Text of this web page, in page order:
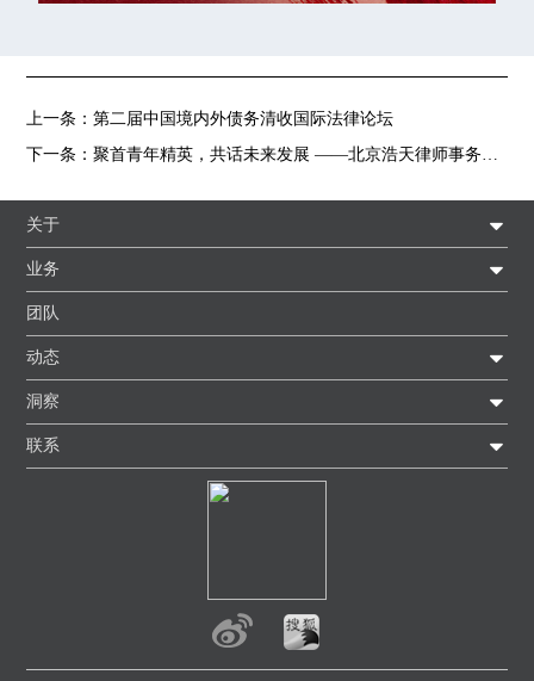
上一条：第二届中国境内外债务清收国际法律论坛
下一条：聚首青年精英，共话未来发展 ——北京浩天律师事务所青年合伙人座谈会成功举办
关于
业务
团队
动态
洞察
联系